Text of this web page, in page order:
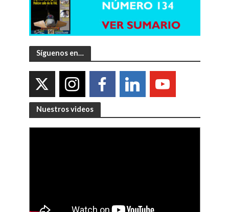
Síguenos en…
Nuestros videos